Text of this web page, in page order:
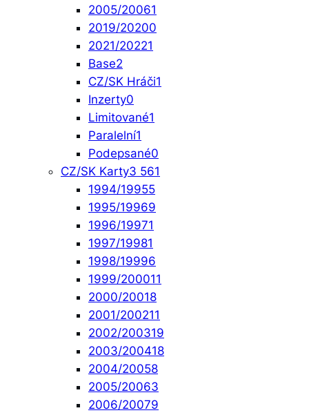
2005/20061
2019/20200
2021/20221
Base2
CZ/SK Hráči1
Inzerty0
Limitované1
Paralelní1
Podepsané0
CZ/SK Karty3 561
1994/19955
1995/19969
1996/19971
1997/19981
1998/19996
1999/200011
2000/20018
2001/200211
2002/200319
2003/200418
2004/20058
2005/20063
2006/20079